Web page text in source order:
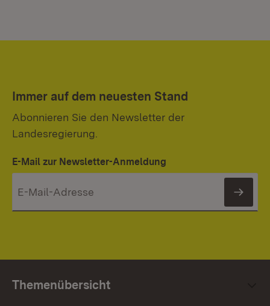
Immer auf dem neuesten Stand
Abonnieren Sie den Newsletter der
Landesregierung.
E-Mail zur Newsletter-Anmeldung
Themenübersicht